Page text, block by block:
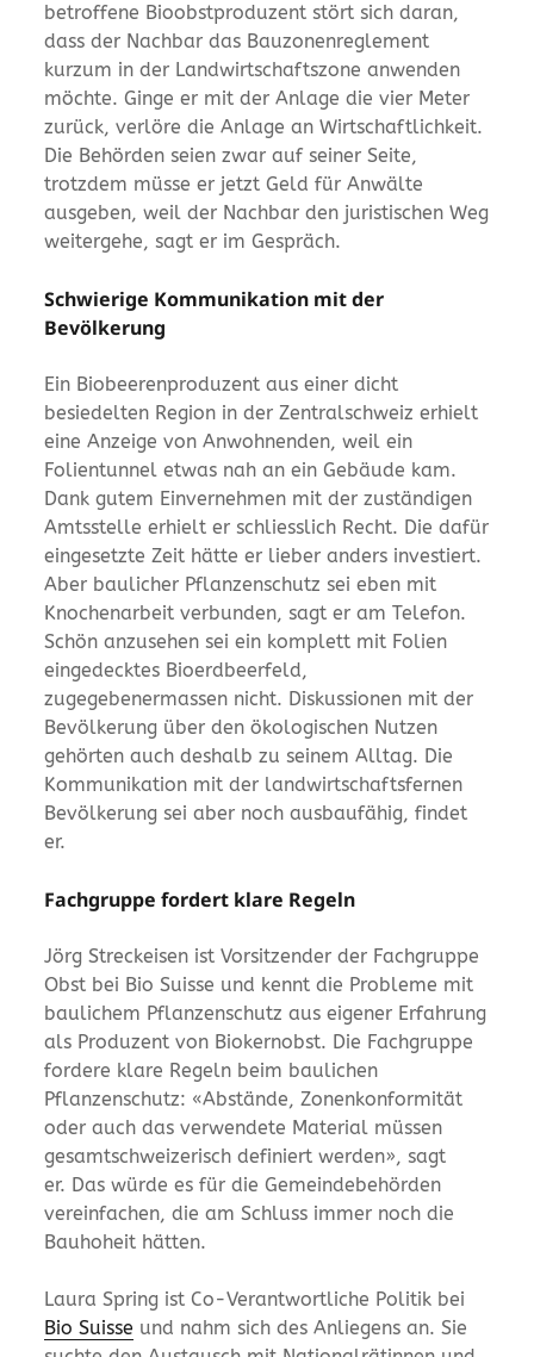
betroffene Bioobstproduzent stört sich daran,
dass der Nachbar das Bauzonenreglement
kurzum in der Landwirtschaftszone anwenden
möchte. Ginge er mit der Anlage die vier Meter
zurück, verlöre die Anlage an Wirtschaftlichkeit.
Die Behörden seien zwar auf seiner Seite,
trotzdem müsse er jetzt Geld für Anwälte
ausgeben, weil der Nachbar den juristischen Weg
weitergehe, sagt er im Gespräch.
Schwierige Kommunikation mit der
Bevölkerung
Ein Biobeerenproduzent aus einer dicht
besiedelten Region in der Zentralschweiz erhielt
eine Anzeige von Anwohnenden, weil ein
Folientunnel etwas nah an ein Gebäude kam.
Dank gutem Einvernehmen mit der zuständigen
Amtsstelle erhielt er schliesslich Recht. Die dafür
eingesetzte Zeit hätte er lieber anders investiert.
Aber baulicher Pflanzenschutz sei eben mit
Knochenarbeit verbunden, sagt er am Telefon.
Schön anzusehen sei ein komplett mit Folien
eingedecktes Bioerdbeerfeld,
zugegebenermassen nicht. Diskussionen mit der
Bevölkerung über den ökologischen Nutzen
gehörten auch deshalb zu seinem Alltag. Die
Kommunikation mit der landwirtschaftsfernen
Bevölkerung sei aber noch ausbaufähig, findet
er.
Fachgruppe fordert klare Regeln
Jörg Streckeisen ist Vorsitzender der Fachgruppe
Obst bei Bio Suisse und kennt die Probleme mit
baulichem Pflanzenschutz aus eigener Erfahrung
als Produzent von Biokernobst. Die Fachgruppe
fordere klare Regeln beim baulichen
Pflanzenschutz: «Abstände, Zonenkonformität
oder auch das verwendete Material müssen
gesamtschweizerisch definiert werden», sagt
er. Das würde es für die Gemeindebehörden
vereinfachen, die am Schluss immer noch die
Bauhoheit hätten.
Laura Spring ist Co-Verantwortliche Politik bei
Bio Suisse und nahm sich des Anliegens an. Sie